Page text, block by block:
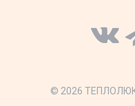
Лоджия
© 2026